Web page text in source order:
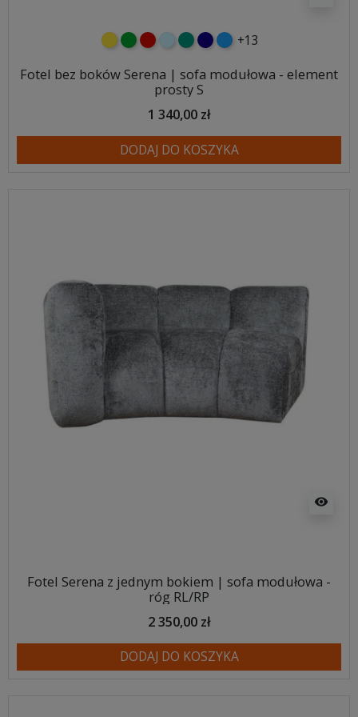
żółtyzielonyczerwony
błękitnyturkusowy
granatowy
niebieski
+13
Fotel bez boków Serena | sofa modułowa - element
prosty S
1 340,00 zł
DODAJ DO KOSZYKA
visibility
Fotel Serena z jednym bokiem | sofa modułowa -
róg RL/RP
2 350,00 zł
DODAJ DO KOSZYKA